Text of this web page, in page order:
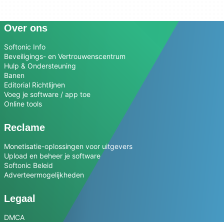
Over ons
Softonic Info
Beveiligings- en Vertrouwenscentrum
Hulp & Ondersteuning
Banen
Editorial Richtlijnen
Voeg je software / app toe
Online tools
Reclame
Monetisatie-oplossingen voor uitgevers
Upload en beheer je software
Softonic Beleid
Adverteermogelijkheden
Legaal
DMCA